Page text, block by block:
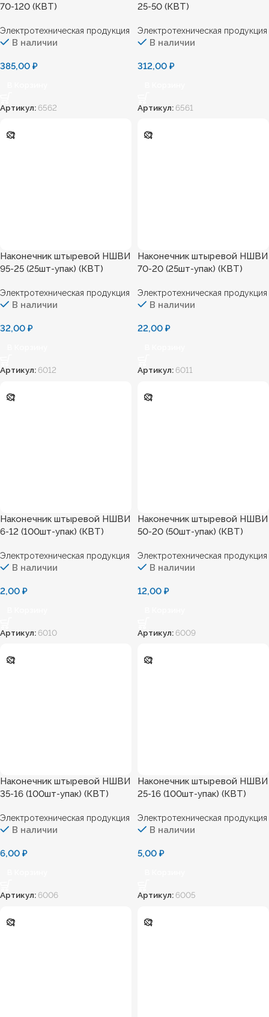
70-120 (КВТ)
Электротехническая продукция
В наличии
385,00 ₽
Артикул: 6562
25-50 (КВТ)
Электротехническая продукция
В наличии
312,00 ₽
Артикул: 6561
Наконечник штыревой НШВИ
95-25 (25шт-упак) (КВТ)
Электротехническая продукция
В наличии
32,00 ₽
Артикул: 6012
Наконечник штыревой НШВИ
70-20 (25шт-упак) (КВТ)
Электротехническая продукция
В наличии
22,00 ₽
Артикул: 6011
Наконечник штыревой НШВИ
6-12 (100шт-упак) (КВТ)
Электротехническая продукция
В наличии
2,00 ₽
Артикул: 6010
Наконечник штыревой НШВИ
50-20 (50шт-упак) (КВТ)
Электротехническая продукция
В наличии
12,00 ₽
Артикул: 6009
Наконечник штыревой НШВИ
35-16 (100шт-упак) (КВТ)
Электротехническая продукция
В наличии
6,00 ₽
Артикул: 6006
Наконечник штыревой НШВИ
25-16 (100шт-упак) (КВТ)
Электротехническая продукция
В наличии
5,00 ₽
Артикул: 6005